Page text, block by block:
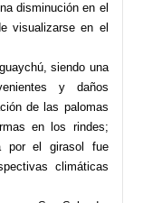
disminución en el
visualizarse en el
siendo una
y daños
de las palomas
en los rindes;
por el girasol fue
climáticas